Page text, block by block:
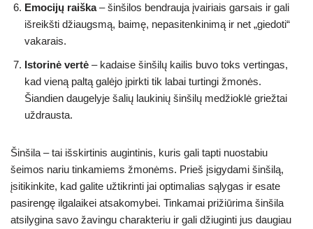
Emocijų raiška– šinšilos bendrauja įvairiais garsais ir gali
išreikšti džiaugsmą, baimę, nepasitenkinimą ir net „giedoti“
vakarais.
Istorinė vertė – kadaise šinšilų kailis buvo toks vertingas,
kad vieną paltą galėjo įpirkti tik labai turtingi žmonės.
Šiandien daugelyje šalių laukinių šinšilų medžioklė griežtai
uždrausta.
Šinšila – tai išskirtinis augintinis, kuris gali tapti nuostabiu
šeimos nariu tinkamiems žmonėms. Prieš įsigydami šinšilą,
įsitikinkite, kad galite užtikrinti jai optimalias sąlygas ir esate
pasirengę ilgalaikei atsakomybei. Tinkamai prižiūrima šinšila
atsilygina savo žavingu charakteriu ir gali džiuginti jus daugiau